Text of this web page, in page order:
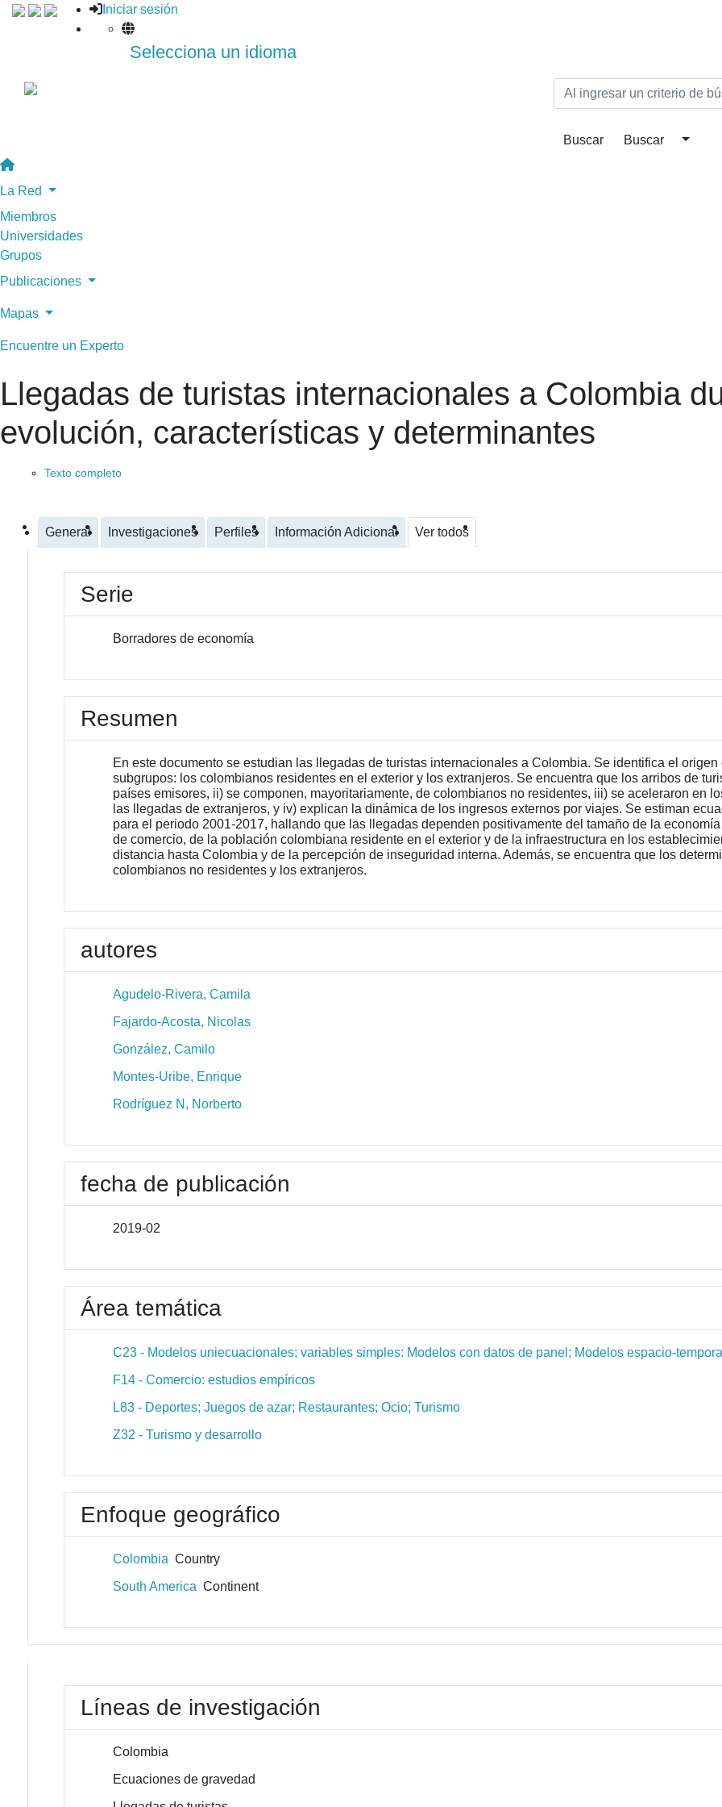
Iniciar sesión
Selecciona un idioma
La Red
Miembros
Universidades
Grupos
Publicaciones
Mapas
Encuentre un Experto
Llegadas de turistas internacionales a Colombia
evolución, características y determinantes
Texto completo
General Investigaciones Perfiles Información Adicional Ver todos
Serie
Borradores de economía
Resumen
En este documento se estudian las llegadas de turistas internacionales a Colombia. Se identifica el
subgrupos: los colombianos residentes en el exterior y los extranjeros. Se encuentra que los arribos de
países emisores, ii) se componen, mayoritariamente, de colombianos no residentes, iii) se aceleraron en
las llegadas de extranjeros, y iv) explican la dinámica de los ingresos externos por viajes. Se estiman
para el periodo 2001-2017, hallando que las llegadas dependen positivamente del tamaño de la
de comercio, de la población colombiana residente en el exterior y de la infraestructura en los
distancia hasta Colombia y de la percepción de inseguridad interna. Además, se encuentra que los
colombianos no residentes y los extranjeros.
autores
Agudelo-Rivera, Camila
Fajardo-Acosta, Nicolas
González, Camilo
Montes-Uribe, Enrique
Rodríguez N, Norberto
fecha de publicación
2019-02
Área temática
C23 - Modelos uniecuacionales; variables simples: Modelos con datos de panel; Modelos espacio-
F14 - Comercio: estudios empíricos
L83 - Deportes; Juegos de azar; Restaurantes; Ocio; Turismo
Z32 - Turismo y desarrollo
Enfoque geográfico
Colombia Country
South America Continent
Líneas de investigación
Colombia
Ecuaciones de gravedad